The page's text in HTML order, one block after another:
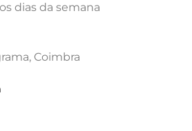
dias da semana
Coimbra